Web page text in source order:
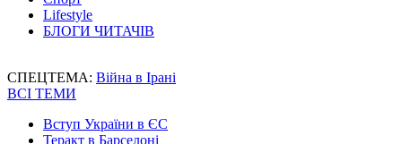
Lifestyle
БЛОГИ ЧИТАЧІВ
СПЕЦТЕМА: Війна в Ірані
ВСІ ТЕМИ
Вступ України в ЄС
Теракт в Барселоні